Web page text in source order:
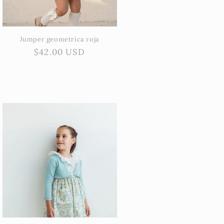
Jumper geometrica roja
Precio
$42.00 USD